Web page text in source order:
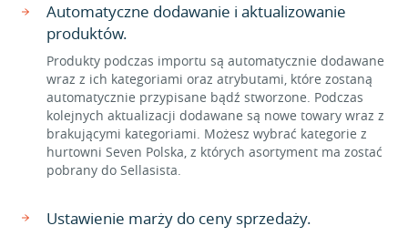
Automatyczne dodawanie i aktualizowanie
produktów.
Produkty podczas importu są automatycznie dodawane
wraz z ich kategoriami oraz atrybutami, które zostaną
automatycznie przypisane bądź stworzone. Podczas
kolejnych aktualizacji dodawane są nowe towary wraz z
brakującymi kategoriami. Możesz wybrać kategorie z
hurtowni Seven Polska, z których asortyment ma zostać
pobrany do Sellasista.
Ustawienie marży do ceny sprzedaży.